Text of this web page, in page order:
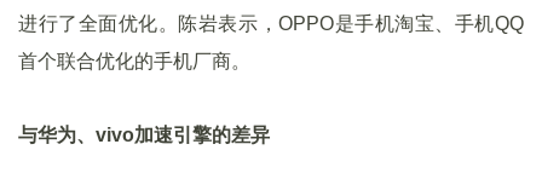
进行了全面优化。陈岩表示，OPPO是手机淘宝、手机QQ
首个联合优化的手机厂商。
与华为、vivo加速引擎的差异